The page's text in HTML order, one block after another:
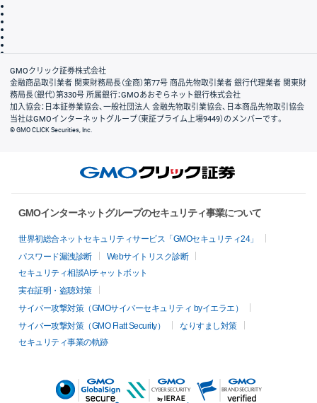
会社案内
GMOクリック証券株式会社
金融商品取引業者 関東財務局長（金商）第77号 商品先物取引業者 銀行代理業者 関東財
務局長（銀代）第330号 所属銀行：GMOあおぞらネット銀行株式会社
加入協会：日本証券業協会、一般社団法人 金融先物取引業協会、日本商品先物取引協会
当社はGMOインターネットグループ（東証プライム上場9449）のメンバーです。
© GMO CLICK Securities, Inc.
GMOインターネットグループのセキュリティ事業について
世界初総合ネットセキュリティサービス「GMOセキュリティ24」
パスワード漏洩診断
Webサイトリスク診断
セキュリティ相談AIチャットボット
実在証明・盗聴対策
サイバー攻撃対策（GMOサイバーセキュリティ byイエラエ）
サイバー攻撃対策（GMO Flatt Security）
なりすまし対策
セキュリティ事業の軌跡